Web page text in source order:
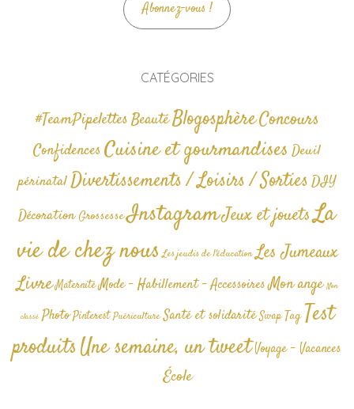
Abonnez-vous !
CATÉGORIES
#TeamPipelettesBeautéBlogosphèreConcours
Confidences Cuisine et gourmandises Deuil
périnatalDivertissements / Loisirs / SortiesDIY
Décoration GrossesseInstagramJeux et jouetsLa
vie de chez nous Les jeudis de l'éducation Les Jumeaux
Livre Maternité Mode - Habillement - AccessoiresMon ange Non
classé Photo Pinterest Puériculture Santé et solidarité Swap TagTest
produitsUne semaine, un tweetVoyage - Vacances
École